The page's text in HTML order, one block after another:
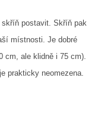
postavit. Skříň pak
místnosti. Je dobré
cm, ale klidně i 75 cm).
prakticky neomezena.